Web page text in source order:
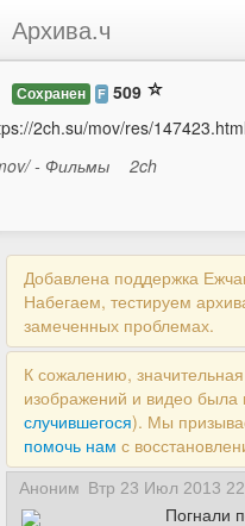
Архива.ч
Войти
Сохранен F 509
2ch.su/mov/res/147423.html
- Фильмы
2ch
Добавлена поддержка
Набегаем, тестируем
замеченных проблемах.
К сожалению,
изображений и видео была
случившегося). Мы
помочь нам с
Аноним Втр 23 Июл 2013
Погнали